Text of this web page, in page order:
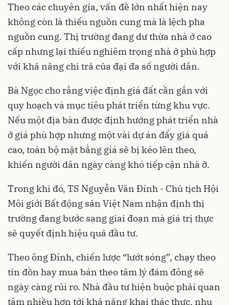
Theo các chuyên gia, vấn đề lớn nhất hiện nay
không còn là thiếu nguồn cung mà là lệch pha
nguồn cung. Thị trường đang dư thừa nhà ở cao
cấp nhưng lại thiếu nghiêm trọng nhà ở phù hợp
với khả năng chi trả của đại đa số người dân.
Bà Ngọc cho rằng việc định giá đất cần gắn với
quy hoạch và mục tiêu phát triển từng khu vực.
Nếu một địa bàn được định hướng phát triển nhà
ở giá phù hợp nhưng một vài dự án đẩy giá quá
cao, toàn bộ mặt bằng giá sẽ bị kéo lên theo,
khiến người dân ngày càng khó tiếp cận nhà ở.
Trong khi đó, TS Nguyễn Văn Đính - Chủ tịch Hội
Môi giới Bất động sản Việt Nam nhận định thị
trường đang bước sang giai đoạn mà giá trị thực
sẽ quyết định hiệu quả đầu tư.
Theo ông Đính, chiến lược “lướt sóng”, chạy theo
tin đồn hay mua bán theo tâm lý đám đông sẽ
ngày càng rủi ro. Nhà đầu tư hiện buộc phải quan
tâm nhiều hơn tới khả năng khai thác thực, nhu